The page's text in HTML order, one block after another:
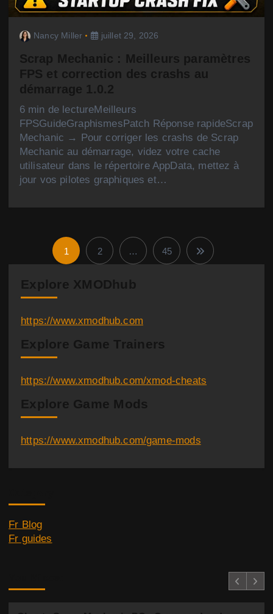
Nancy Miller juillet 29, 2026
Scrap Mechanic : Meilleurs paramètres
FPS et correction des crashs au
démarrage 1.0.2
6 min de lectureMeilleurs
FPSGuideGraphismesPatch Réponse rapideScrap
Mechanic → Pour corriger les crashs de Scrap
Mechanic au démarrage, videz votre cache
utilisateur dans le répertoire AppData, mettez à
jour vos pilotes graphiques et…
P
a
i
a
t
i
u
1 2 … 45
Explore XMODhub
https://www.xmodhub.com
Explore Game Trainers
https://www.xmodhub.com/xmod-cheats
Explore Game Mods
https://www.xmodhub.com/game-mods
Fr Blog
Fr guides